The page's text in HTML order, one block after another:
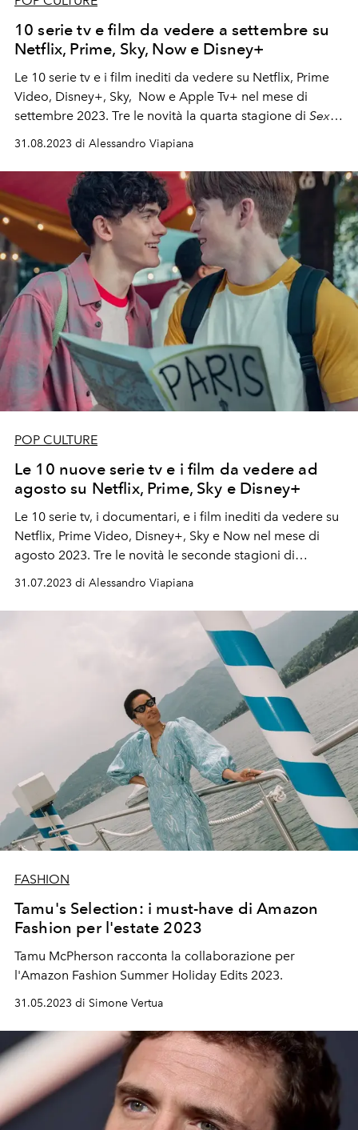
10 serie tv e film da vedere a settembre su
Netflix, Prime, Sky, Now e Disney+
Le 10 serie tv e i film inediti da vedere su Netflix, Prime
Video, Disney+, Sky, Now e Apple Tv+ nel mese di
settembre 2023. Tre le novità la quarta stagione di Sex
su Prime Video,
Black Girl su Disney+.
31.08.2023 di Alessandro Viapiana
POP CULTURE
Le 10 nuove serie tv e i film da vedere ad
agosto su Netflix, Prime, Sky e Disney+
Le 10 serie tv, i documentari, e i film inediti da vedere su
Netflix, Prime Video, Disney+, Sky e Now nel mese di
agosto 2023. Tre le novità le seconde stagioni di
e l'attesa rom-com
31.07.2023 di Alessandro Viapiana
FASHION
Tamu's Selection: i must-have di Amazon
Fashion per l'estate 2023
Tamu McPherson racconta la collaborazione per
l'Amazon Fashion Summer Holiday Edits 2023.
31.05.2023 di Simone Vertua